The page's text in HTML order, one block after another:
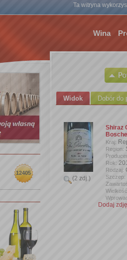
Ta witryna
Wina
12405
Widok Dobór do
(2 zdj.)
Shiraz
Kraj:
Region:
Rok:
Rodzaj:
Szczep:
Dodaj